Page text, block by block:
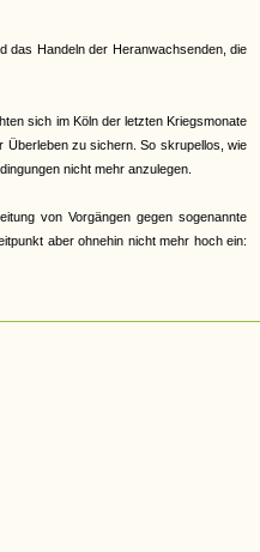
das Handeln der Heranwachsenden, die
sich im Köln der letzten Kriegsmonate
Überleben zu sichern. So skrupellos, wie
nicht mehr anzulegen.
von Vorgängen gegen sogenannte
aber ohnehin nicht mehr hoch ein: